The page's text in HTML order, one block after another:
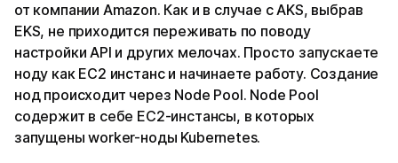
от компании Amazon. Как и в случае с AKS, выбрав
EKS, не приходится переживать по поводу
настройки API и других мелочах. Просто запускаете
ноду как EC2 инстанс и начинаете работу. Создание
нод происходит через Node Pool. Node Pool
содержит в себе EC2-инстансы, в которых
запущены worker-ноды Kubernetes.